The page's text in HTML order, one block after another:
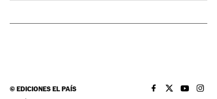
©EDICIONES EL PAÍS EL PAÍS BRASIL EN
EL PAÍSEL PAÍS
EL